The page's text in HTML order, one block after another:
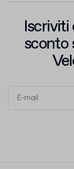
Iscriviti
sconto